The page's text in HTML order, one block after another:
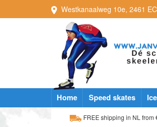
Westkanaalweg 10e, 2461 EC
Home Speed skates
FREE shipping in NL from